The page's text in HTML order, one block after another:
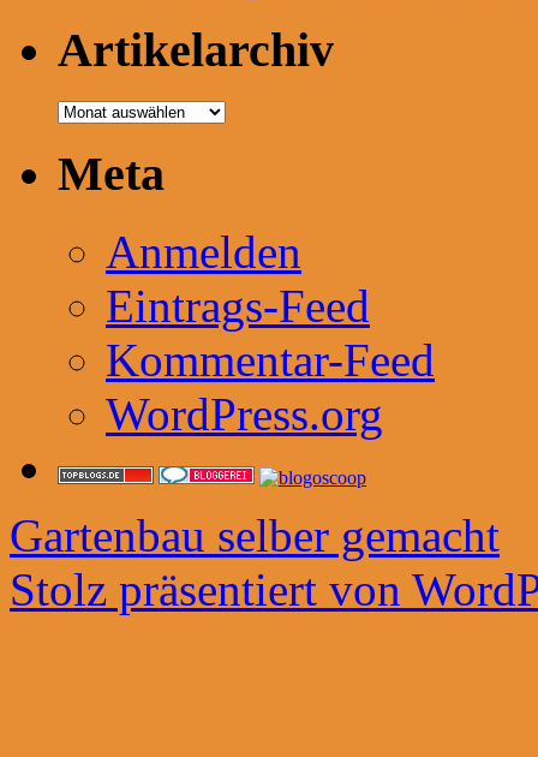
Artikelarchiv
Artikelarchiv
Meta
Anmelden
Eintrags-Feed
Kommentar-Feed
WordPress.org
Gartenbau selber gemacht
Stolz präsentiert von